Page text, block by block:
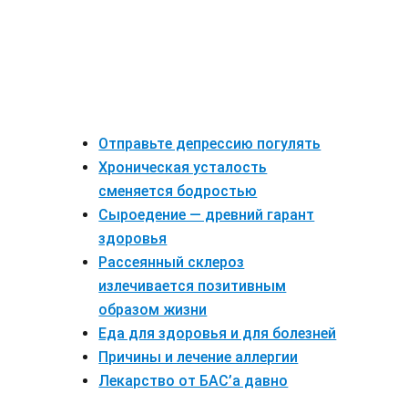
Отправьте депрессию погулять
Хроническая усталость
сменяется бодростью
Сыроедение — древний гарант
здоровья
Рассеянный склероз
излечивается позитивным
образом жизни
Еда для здоровья и для болезней
Причины и лечение аллергии
Лекарство от БАС’а давно